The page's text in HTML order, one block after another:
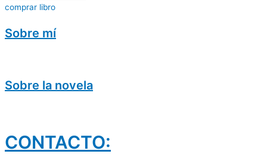
comprar libro
Sobre mí
Sobre la novela
CONTACTO: